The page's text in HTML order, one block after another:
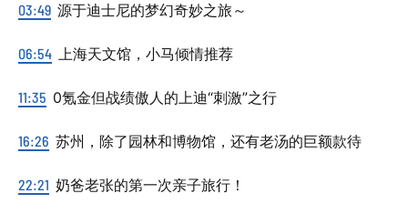
03:49 源于迪士尼的梦幻奇妙之旅～
06:54 上海天文馆，小马倾情推荐
11:35 0氪金但战绩傲人的上迪“刺激”之行
16:26 苏州，除了园林和博物馆，还有老汤的巨额款待
22:21 奶爸老张的第一次亲子旅行！